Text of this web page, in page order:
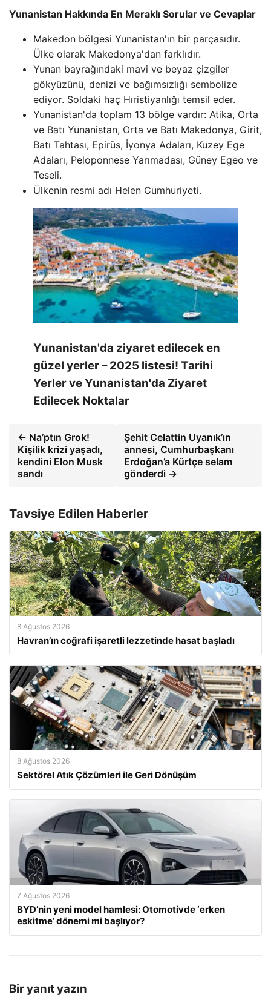
Yunanistan Hakkında En Meraklı Sorular ve Cevaplar
Makedon bölgesi Yunanistan'ın bir parçasıdır.
Ülke olarak Makedonya'dan farklıdır.
Yunan bayrağındaki mavi ve beyaz çizgiler
gökyüzünü, denizi ve bağımsızlığı sembolize
ediyor. Soldaki haç Hıristiyanlığı temsil eder.
Yunanistan'da toplam 13 bölge vardır: Atika, Orta
ve Batı Yunanistan, Orta ve Batı Makedonya, Girit,
Batı Tahtası, Epirüs, İyonya Adaları, Kuzey Ege
Adaları, Peloponnese Yarımadası, Güney Egeo ve
Teseli.
Ülkenin resmi adı Helen Cumhuriyeti.
Yunanistan'da ziyaret edilecek en
güzel yerler – 2025 listesi! Tarihi
Yerler ve Yunanistan'da Ziyaret
Edilecek Noktalar
← Na’ptın Grok!
Kişilik krizi yaşadı,
kendini Elon Musk
sandı
Şehit Celattin Uyanık’ın
annesi, Cumhurbaşkanı
Erdoğan’a Kürtçe selam
gönderdi →
Tavsiye Edilen Haberler
8 Ağustos 2026
Havran’ın coğrafi işaretli lezzetinde hasat başladı
8 Ağustos 2026
Sektörel Atık Çözümleri ile Geri Dönüşüm
7 Ağustos 2026
BYD’nin yeni model hamlesi: Otomotivde ‘erken
eskitme’ dönemi mi başlıyor?
Bir yanıt yazın